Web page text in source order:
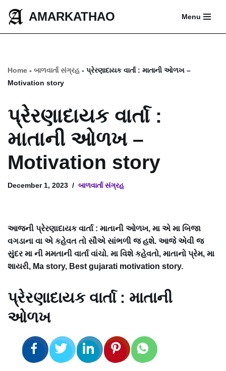
Skip
AMARKATHAO Menu
Home - બાળવાર્તા સંગ્રહ - પ્રેરણાદાયક વાર્તા : માતાની ઓળખ –
Motivation story
પ્રેરણાદાયક વાર્તા :
માતાની ઓળખ –
Motivation story
December 1, 2023 બાળવાર્તા સંગ્રહ
આજની પ્રેરણાદાયક વાર્તા : માતાની ઓળખ, મા એ મા બિજા
વગડાના વા એ કહેવત તો સૌએ સાંભળી જ હશે. આજે એવી જ
સુંદર મા ની મમતાની વાર્તા વાંચો. મા વિશે કહેવતો, માતાનો પ્રેમ, મા
શાયરી, Ma story, Best gujarati motivation story.
પ્રેરણાદાયક વાર્તા : માતાની
ઓળખ